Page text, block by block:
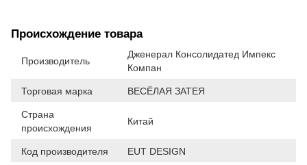
Происхождение товара
Производитель
Дженерал Консолидатед Импекс
Компан
Торговая марка ВЕСЁЛАЯ ЗАТЕЯ
Страна
происхождения
Китай
Код производителя EUT DESIGN